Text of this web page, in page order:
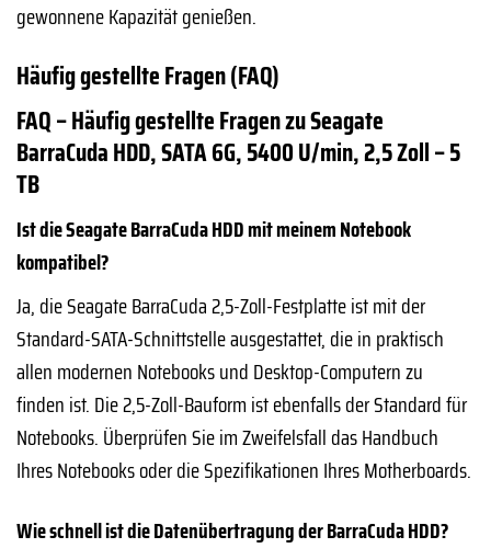
gewonnene Kapazität genießen.
Häufig gestellte Fragen (FAQ)
FAQ – Häufig gestellte Fragen zu Seagate
BarraCuda HDD, SATA 6G, 5400 U/min, 2,5 Zoll – 5
TB
Ist die Seagate BarraCuda HDD mit meinem Notebook
kompatibel?
Ja, die Seagate BarraCuda 2,5-Zoll-Festplatte ist mit der
Standard-SATA-Schnittstelle ausgestattet, die in praktisch
allen modernen Notebooks und Desktop-Computern zu
finden ist. Die 2,5-Zoll-Bauform ist ebenfalls der Standard für
Notebooks. Überprüfen Sie im Zweifelsfall das Handbuch
Ihres Notebooks oder die Spezifikationen Ihres Motherboards.
Wie schnell ist die Datenübertragung der BarraCuda HDD?